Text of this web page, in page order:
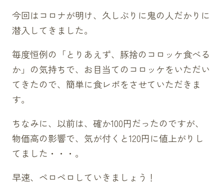
今回はコロナが明け、久しぶりに鬼の人だかりに
潜入してきました。
毎度恒例の「とりあえず、豚捨のコロッケ食べる
か」の気持ちで、お目当てのコロッケをいただい
てきたので、簡単に食レポをさせていただきま
す。
ちなみに、以前は、確か100円だったのですが、
物価高の影響で、気が付くと120円に値上がりし
てました・・・。
早速、ペロペロしていきましょう！